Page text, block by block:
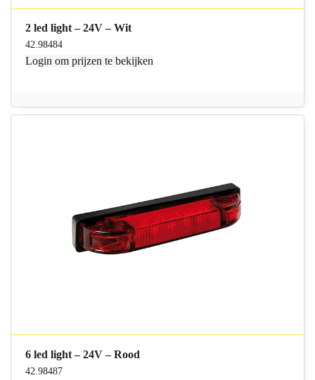
2 led light – 24V – Wit
42.98484
Login om prijzen te bekijken
6 led light – 24V – Rood
42.98487